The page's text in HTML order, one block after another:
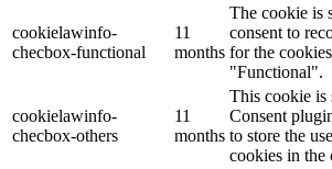
cookielawinfo-
checbox-functional
11
months
The cookie is
consent to
for the
"Functional".
cookielawinfo-
checbox-others
11
months
This cookie is
Consent
to store the
cookies in the